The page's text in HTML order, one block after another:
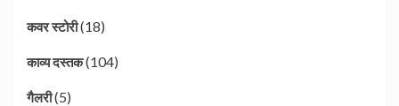
कवर स्टोरी(18)
काव्य दस्तक(104)
गैलरी(5)